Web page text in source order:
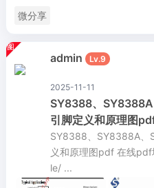
微分享
admin Lv.9
2025-11-11
SY8388、
引脚定义和原理图
SY8388、SY8388A、
义和原理图pdf 在线
le/ ...